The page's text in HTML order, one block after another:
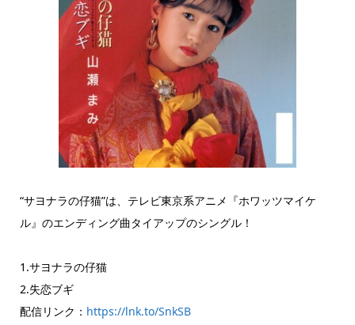
“サヨナラの仔猫”は、テレビ東京系アニメ『ホワッツマイケ
ル』のエンディング曲タイアップのシングル！
1.サヨナラの仔猫
2.失恋ブギ
配信リンク： https://lnk.to/SnkSB